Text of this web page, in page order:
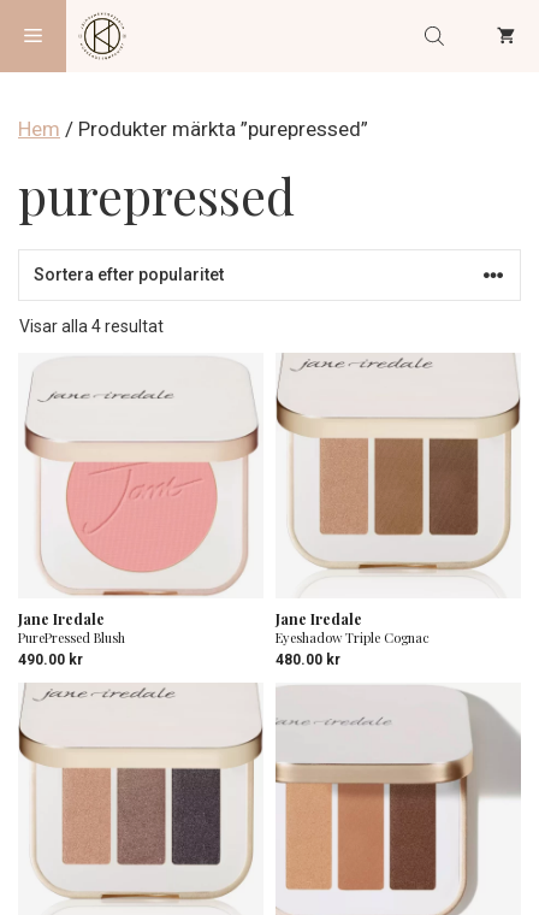
innehåll
Meny
Hem / Produkter märkta ”purepressed”
purepressed
Visar alla 4 resultatSortera
Jane Iredale
PurePressed Blush
490.00 kr
Jane Iredale
Eyeshadow Triple Cognac
480.00 kr